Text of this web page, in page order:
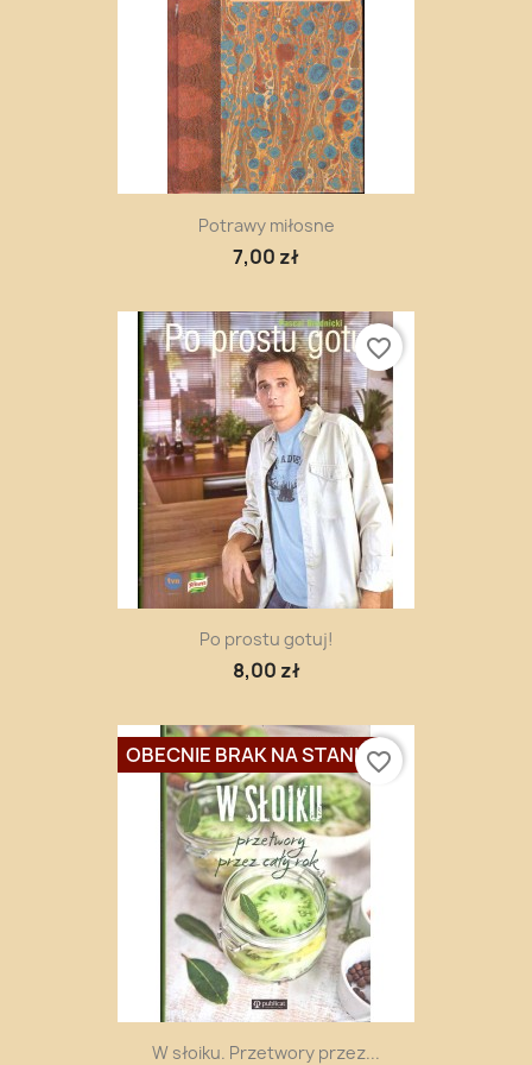
Potrawy miłosne
7,00 zł
Po prostu gotuj!
8,00 zł
favorite_border
W słoiku. Przetwory przez...
OBECNIE BRAK NA STANIEfavorite_border